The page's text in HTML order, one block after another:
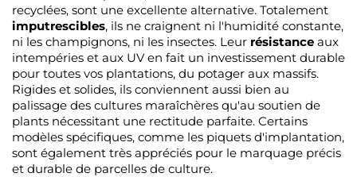
recyclées, sont une excellente alternative. Totalement
imputrescibles, ils ne craignent ni l'humidité constante,
ni les champignons, ni les insectes. Leur résistance aux
intempéries et aux UV en fait un investissement durable
pour toutes vos plantations, du potager aux massifs.
Rigides et solides, ils conviennent aussi bien au
palissage des cultures maraîchères qu'au soutien de
plants nécessitant une rectitude parfaite. Certains
modèles spécifiques, comme les piquets d'implantation,
sont également très appréciés pour le marquage précis
et durable de parcelles de culture.